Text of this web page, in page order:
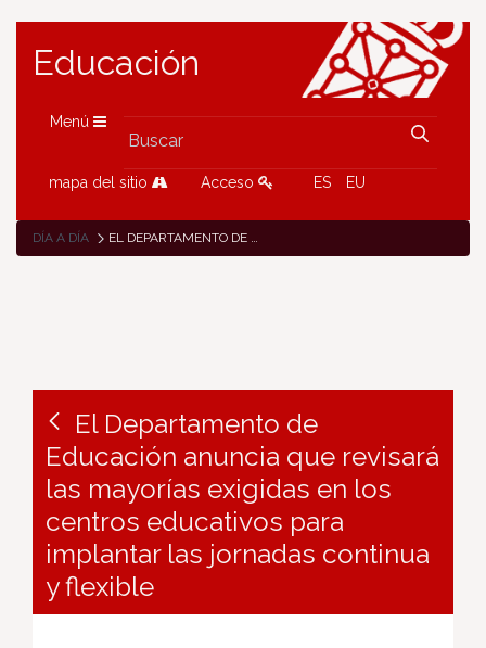
Educación
Menú
mapa del sitio Acceso ES EU
DÍA A DÍA EL DEPARTAMENTO DE EDUCACIÓN ANUNCIA QUE REVISARÁ LAS MAYORÍAS EXIGIDAS EN LOS CENTROS EDUCATIVOS PARA IMPLANTAR LAS JORNADAS CONTINUA Y FLEXIBLE
El Departamento de
Educación anuncia que revisará
las mayorías exigidas en los
centros educativos para
implantar las jornadas continua
y flexible